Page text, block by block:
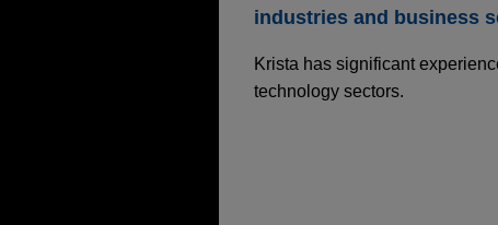
industries and business
Krista has significant
technology sectors.